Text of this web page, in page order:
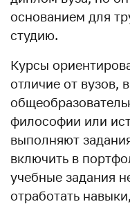
основанием для
студию.
Курсы
отличие от вузов,
философии или
выполняют
включить в
учебные задания
отработать